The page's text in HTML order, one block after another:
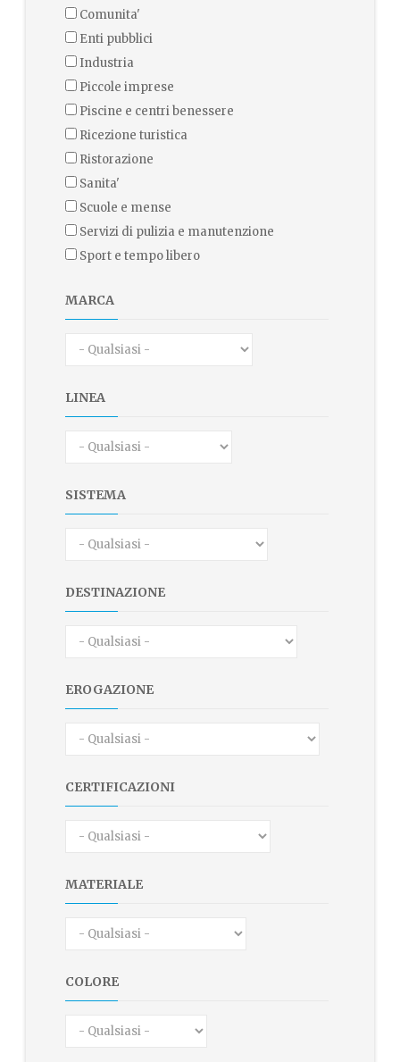
comunita'
enti pubblici
industria
piccole imprese
piscine e centri benessere
ricezione turistica
ristorazione
sanita'
scuole e mense
servizi di pulizia e manutenzione
sport e tempo libero
MARCA
LINEA
SISTEMA
DESTINAZIONE
EROGAZIONE
CERTIFICAZIONI
MATERIALE
COLORE